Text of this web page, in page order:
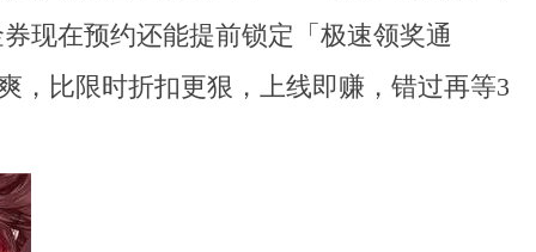
现在预约还能提前锁定「极速领奖通
，比限时折扣更狠，上线即赚，错过再等3